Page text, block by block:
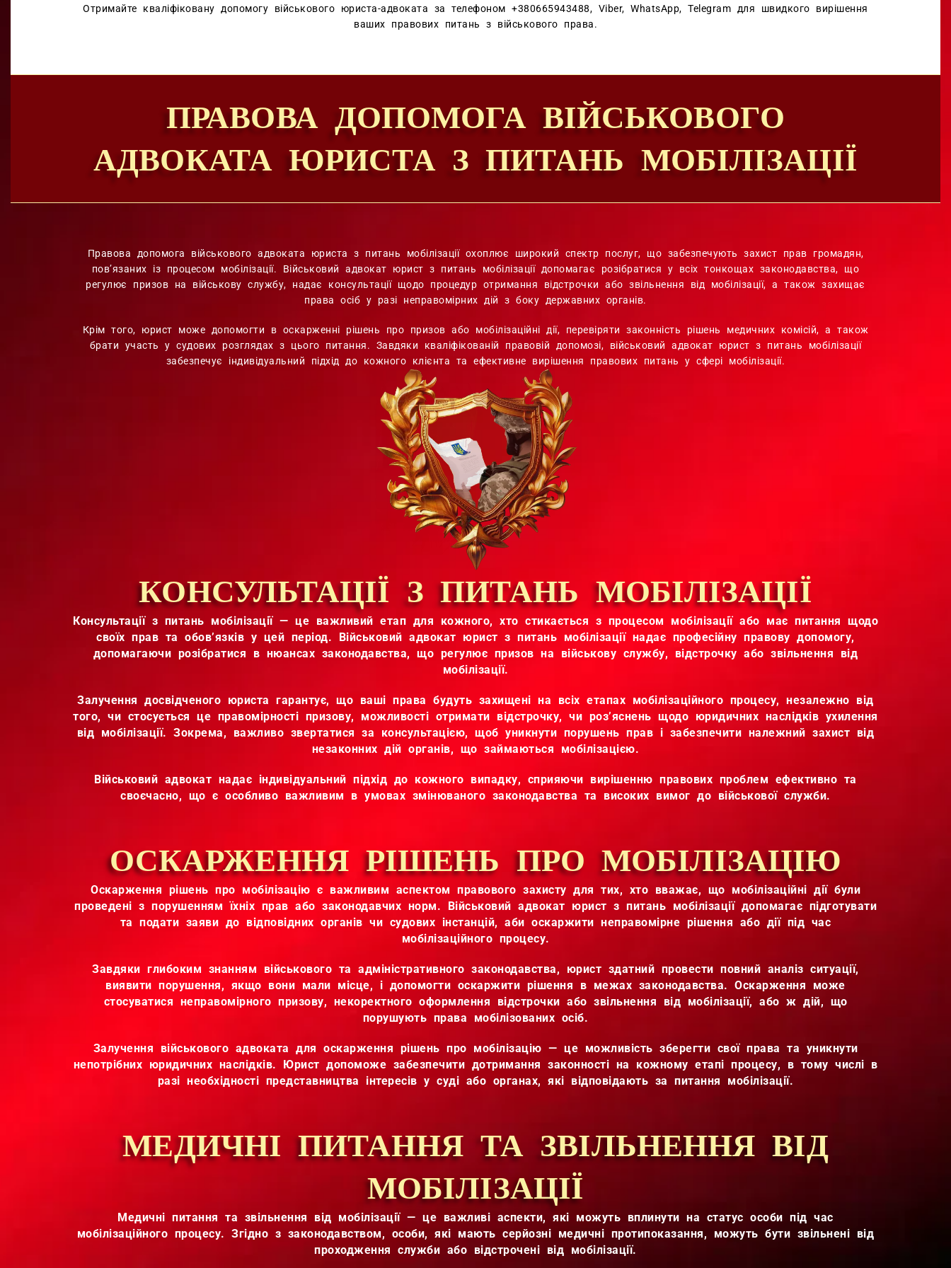
Отримайте кваліфіковану допомогу військового юриста-адвоката за телефоном +380665943488, Viber, WhatsApp, Telegram для швидкого вирішення
ваших правових питань з військового права.
ПРАВОВА ДОПОМОГА ВІЙСЬКОВОГО
АДВОКАТА ЮРИСТА З ПИТАНЬ МОБІЛІЗАЦІЇ
Правова допомога військового адвоката юриста з питань мобілізації охоплює широкий спектр послуг, що забезпечують захист прав громадян,
пов’язаних із процесом мобілізації. Військовий адвокат юрист з питань мобілізації допомагає розібратися у всіх тонкощах законодавства, що
регулює призов на військову службу, надає консультації щодо процедур отримання відстрочки або звільнення від мобілізації, а також захищає
права осіб у разі неправомірних дій з боку державних органів.
Крім того, юрист може допомогти в оскарженні рішень про призов або мобілізаційні дії, перевіряти законність рішень медичних комісій, а також
брати участь у судових розглядах з цього питання. Завдяки кваліфікованій правовій допомозі, військовий адвокат юрист з питань мобілізації
забезпечує індивідуальний підхід до кожного клієнта та ефективне вирішення правових питань у сфері мобілізації.
КОНСУЛЬТАЦІЇ З ПИТАНЬ МОБІЛІЗАЦІЇ
Консультації з питань мобілізації — це важливий етап для кожного, хто стикається з процесом мобілізації або має питання щодо
своїх прав та обов’язків у цей період. Військовий адвокат юрист з питань мобілізації надає професійну правову допомогу,
допомагаючи розібратися в нюансах законодавства, що регулює призов на військову службу, відстрочку або звільнення від
мобілізації.
Залучення досвідченого юриста гарантує, що ваші права будуть захищені на всіх етапах мобілізаційного процесу, незалежно від
того, чи стосується це правомірності призову, можливості отримати відстрочку, чи роз’яснень щодо юридичних наслідків ухилення
від мобілізації. Зокрема, важливо звертатися за консультацією, щоб уникнути порушень прав і забезпечити належний захист від
незаконних дій органів, що займаються мобілізацією.
Військовий адвокат надає індивідуальний підхід до кожного випадку, сприяючи вирішенню правових проблем ефективно та
своєчасно, що є особливо важливим в умовах змінюваного законодавства та високих вимог до військової служби.
ОСКАРЖЕННЯ РІШЕНЬ ПРО МОБІЛІЗАЦІЮ
Оскарження рішень про мобілізацію є важливим аспектом правового захисту для тих, хто вважає, що мобілізаційні дії були
проведені з порушенням їхніх прав або законодавчих норм. Військовий адвокат юрист з питань мобілізації допомагає підготувати
та подати заяви до відповідних органів чи судових інстанцій, аби оскаржити неправомірне рішення або дії під час
мобілізаційного процесу.
Завдяки глибоким знанням військового та адміністративного законодавства, юрист здатний провести повний аналіз ситуації,
виявити порушення, якщо вони мали місце, і допомогти оскаржити рішення в межах законодавства. Оскарження може
стосуватися неправомірного призову, некоректного оформлення відстрочки або звільнення від мобілізації, або ж дій, що
порушують права мобілізованих осіб.
Залучення військового адвоката для оскарження рішень про мобілізацію — це можливість зберегти свої права та уникнути
непотрібних юридичних наслідків. Юрист допоможе забезпечити дотримання законності на кожному етапі процесу, в тому числі в
разі необхідності представництва інтересів у суді або органах, які відповідають за питання мобілізації.
МЕДИЧНІ ПИТАННЯ ТА ЗВІЛЬНЕННЯ ВІД
МОБІЛІЗАЦІЇ
Медичні питання та звільнення від мобілізації — це важливі аспекти, які можуть вплинути на статус особи під час
мобілізаційного процесу. Згідно з законодавством, особи, які мають серйозні медичні протипоказання, можуть бути звільнені від
проходження служби або відстрочені від мобілізації.